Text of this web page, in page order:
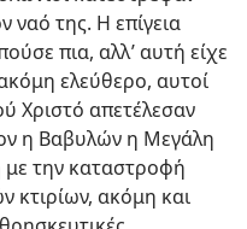
ναό της. Η επίγεια
πια, αλλ’ αυτή είχε
ελεύθερο, αυτοί
Χριστό απετέλεσαν
η Βαβυλών η Μεγάλη
την καταστροφή
κτιρίων, ακόμη και